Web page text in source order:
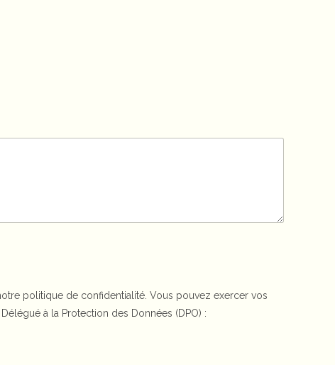
politique de confidentialité. Vous pouvez exercer vos
à la Protection des Données (DPO) :